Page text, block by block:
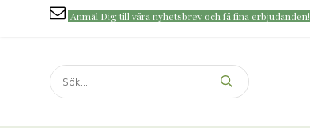
Anmäl Dig till våra nyhetsbrev och få fina erbjudanden!